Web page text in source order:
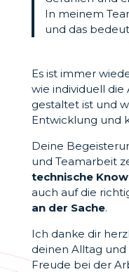
In meinem
und das
Es ist immer
wie individuell die
gestaltet ist und
Entwicklung und
Deine
und Teamarbeit
technische
auch auf die
an der Sache.
Ich danke dir
deinen Alltag
Freude bei der